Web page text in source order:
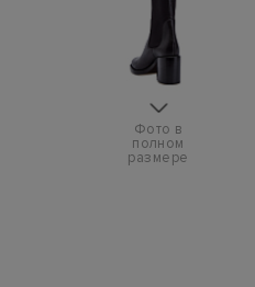
Фото в
полном
размере